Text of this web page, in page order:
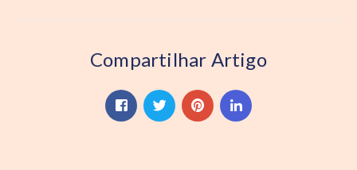
Compartilhar Artigo